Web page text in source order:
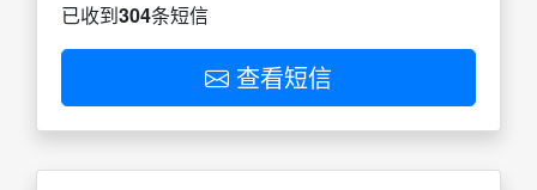
已收到304条短信
查看短信